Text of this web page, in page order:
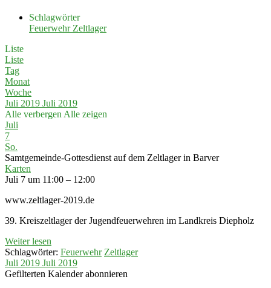
Schlagwörter
Feuerwehr Zeltlager
Liste
Liste
Tag
Monat
Woche
Juli 2019 Juli 2019
Alle verbergen Alle zeigen
Juli
7
So.
Samtgemeinde-Gottesdienst auf dem Zeltlager in Barver
Karten
Juli 7 um 11:00 – 12:00
www.zeltlager-2019.de
39. Kreiszeltlager der Jugendfeuerwehren im Landkreis Diepholz
Weiter lesen
Schlagwörter: Feuerwehr Zeltlager
Juli 2019 Juli 2019
Gefilterten Kalender abonnieren